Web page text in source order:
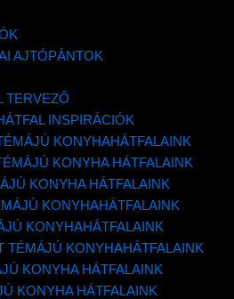
AJTÓPÁNTOK
TERVEZŐ
INSPIRÁCIÓK
KONYHAHÁTFALAINK
KONYHA HÁTFALAINK
KONYHA HÁTFALAINK
KONYHAHÁTFALAINK
KONYHAHÁTFALAINK
TÉMÁJÚ KONYHAHÁTFALAINK
KONYHA HÁTFALAINK
KONYHA HÁTFALAINK
köszönhetően
akár gáztűzhely mögé is tehető
sokkal nagyobb mint a sima üvegé
lepergető
gyors és koszmentes
és folyamatosan bővül
méretben is rendelhető
– 81 120Ft
ÁFA